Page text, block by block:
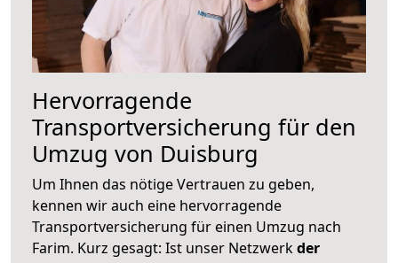
Hervorragende
Transportversicherung für den
Umzug von Duisburg
Um Ihnen das nötige Vertrauen zu geben,
kennen wir auch eine hervorragende
Transportversicherung für einen Umzug nach
Farim. Kurz gesagt: Ist unser Netzwerkder